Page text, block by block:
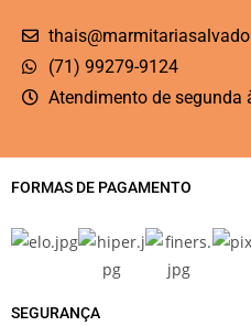
(71) 99279-9124
Atendimento de segunda
FORMAS DE PAGAMENTO
SEGURANÇA